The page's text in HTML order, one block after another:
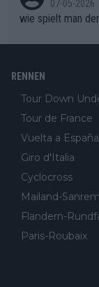
07-05-2026
wie spielt man
RENNEN
Tour Down
Tour de France
Vuelta a España
Giro d'Italia
Cyclocross
Mailand-
Flandern-
Paris-Roubaix